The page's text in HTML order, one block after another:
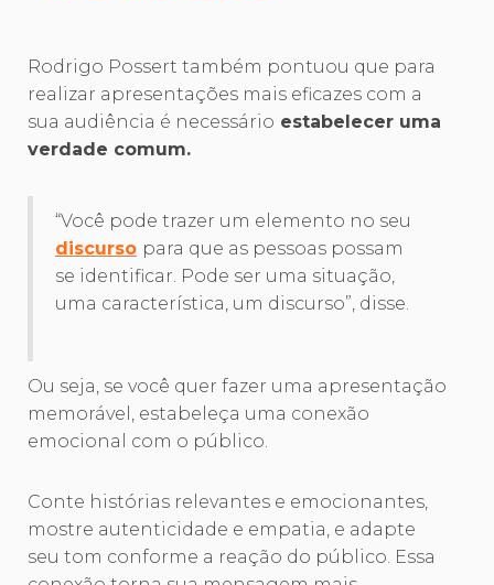
Rodrigo Possert também pontuou que para
realizar apresentações mais eficazes com a
sua audiência é necessário estabelecer uma
verdade comum.
“Você pode trazer um elemento no seu
discurso para que as pessoas possam
se identificar. Pode ser uma situação,
uma característica, um discurso”, disse.
Ou seja, se você quer fazer uma apresentação
memorável, estabeleça uma conexão
emocional com o público.
Conte histórias relevantes e emocionantes,
mostre autenticidade e empatia, e adapte
seu tom conforme a reação do público. Essa